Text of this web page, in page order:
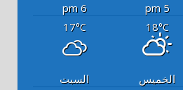
5 pm
6 pm
18°C
17°C
الخميس
السبت